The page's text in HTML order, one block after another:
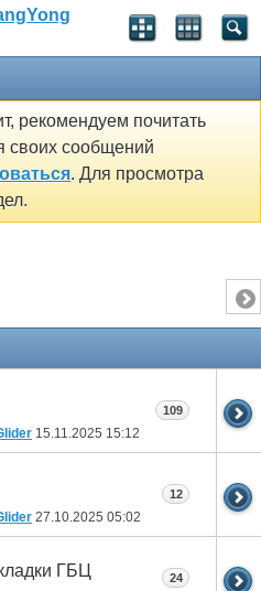
рекомендуем почитать
своих сообщений
. Для просмотра
15.11.2025 15:12
109
27.10.2025 05:02
12
ГБЦ 24